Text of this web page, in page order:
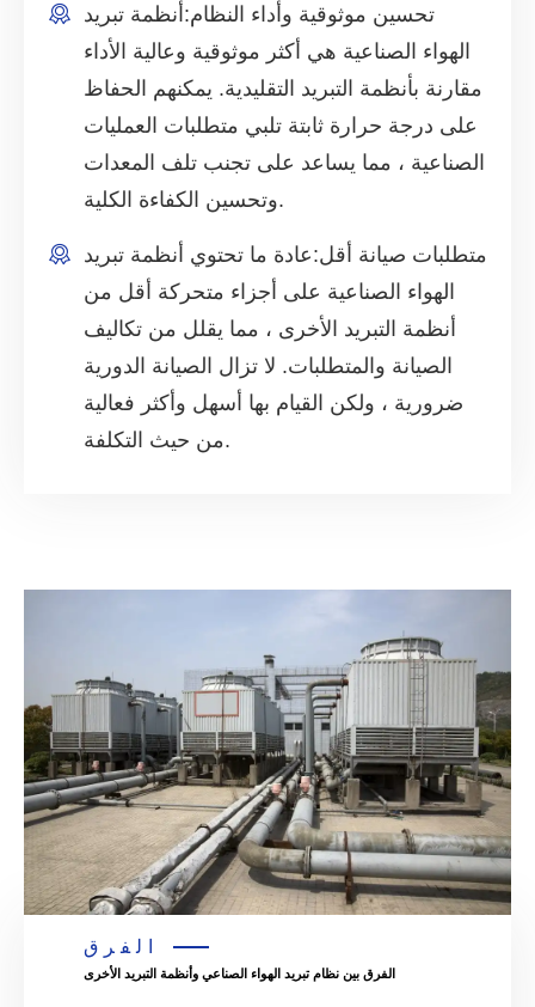
تحسين موثوقية وأداء النظام:أنظمة تبريد
الهواء الصناعية هي أكثر موثوقية وعالية الأداء
مقارنة بأنظمة التبريد التقليدية. يمكنهم الحفاظ
على درجة حرارة ثابتة تلبي متطلبات العمليات
الصناعية ، مما يساعد على تجنب تلف المعدات
وتحسين الكفاءة الكلية.
متطلبات صيانة أقل:عادة ما تحتوي أنظمة تبريد
الهواء الصناعية على أجزاء متحركة أقل من
أنظمة التبريد الأخرى ، مما يقلل من تكاليف
الصيانة والمتطلبات. لا تزال الصيانة الدورية
ضرورية ، ولكن القيام بها أسهل وأكثر فعالية
من حيث التكلفة.
الفرق
الفرق بين نظام تبريد الهواء الصناعي وأنظمة التبريد الأخرى